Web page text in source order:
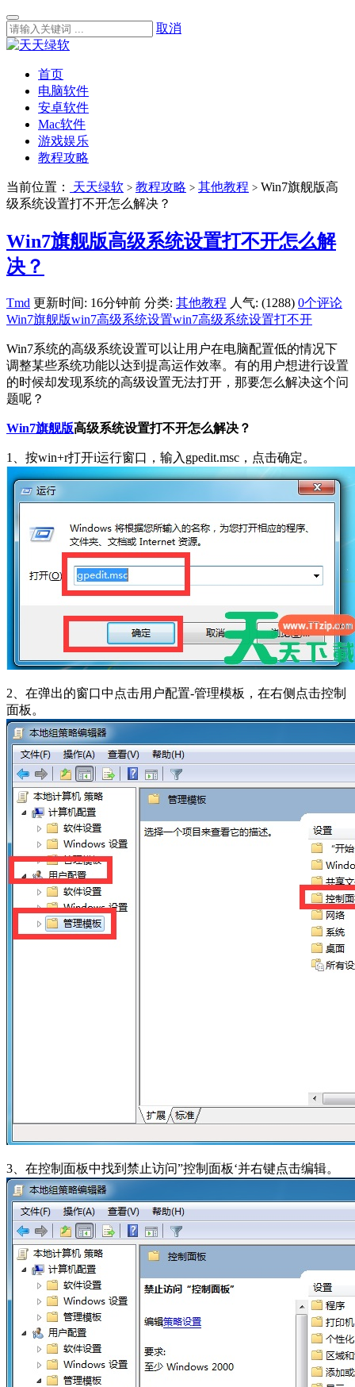
取消
首页
电脑软件
安卓软件
Mac软件
游戏娱乐
教程攻略
当前位置： 天天绿软 > 教程攻略 > 其他教程 > Win7旗舰版高
级系统设置打不开怎么解决？
Win7旗舰版高级系统设置打不开怎么解
决？
Tmd 更新时间: 16分钟前 分类: 其他教程 人气: (1288) 0个评论
Win7旗舰版win7高级系统设置win7高级系统设置打不开
Win7系统的高级系统设置可以让用户在电脑配置低的情况下
调整某些系统功能以达到提高运作效率。有的用户想进行设置
的时候却发现系统的高级设置无法打开，那要怎么解决这个问
题呢？
Win7旗舰版高级系统设置打不开怎么解决？
1、按win+r打开i运行窗口，输入gpedit.msc，点击确定。
2、在弹出的窗口中点击用户配置-管理模板，在右侧点击控制
面板。
3、在控制面板中找到禁止访问”控制面板‘并右键点击编辑。